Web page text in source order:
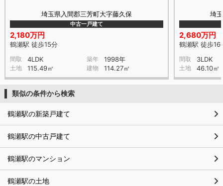
埼玉県入間郡三芳町大字藤久保
中古一戸建て
2,180万円
鶴瀬駅 徒歩15分
間取 4LDK 築年 1998年
土地 115.49㎡ 建物 114.27㎡
埼
2,680万円
鶴瀬駅 徒歩16
間取 3LDK
土地 46.10㎡
類似の条件から検索
鶴瀬駅の新築戸建て
鶴瀬駅の中古戸建て
鶴瀬駅のマンション
鶴瀬駅の土地